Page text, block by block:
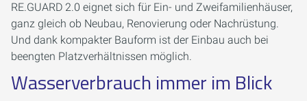
RE.GUARD 2.0 eignet sich für Ein- und Zweifamilienhäuser,
ganz gleich ob Neubau, Renovierung oder Nachrüstung.
Und dank kompakter Bauform ist der Einbau auch bei
beengten Platzverhältnissen möglich.
Wasserverbrauch immer im Blick